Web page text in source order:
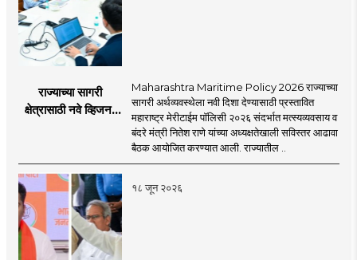
राज्याच्या सागरी
क्षेत्रासाठी नवे व्हिजन;
प्रस्ताव
Maharashtra Maritime Policy 2026 राज्याच्या
सागरी अर्थव्यवस्थेला नवी दिशा देण्यासाठी प्रस्तावित
महाराष्ट्र मेरीटाईम पॉलिसी २०२६ संदर्भात मत्स्यव्यवसाय व
बंदरे मंत्री नितेश राणे यांच्या अध्यक्षतेखाली सविस्तर आढावा
बैठक आयोजित करण्यात आली. राज्यातील ..
१८ जून २०२६